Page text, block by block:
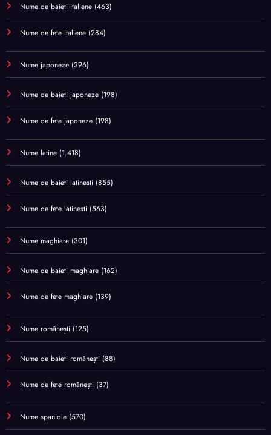
Nume de baieti italiene (463)
Nume de fete italiene (284)
Nume japoneze (396)
Nume de baieti japoneze (198)
Nume de fete japoneze (198)
Nume latine (1.418)
Nume de baieti latinesti (855)
Nume de fete latinesti (563)
Nume maghiare (301)
Nume de baieti maghiare (162)
Nume de fete maghiare (139)
Nume românești (125)
Nume de baieti românești (88)
Nume de fete românești (37)
Nume spaniole (570)